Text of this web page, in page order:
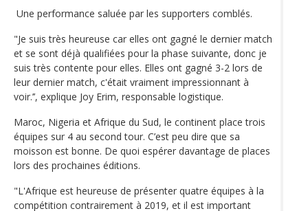
Une performance saluée par les supporters comblés.
"Je suis très heureuse car elles ont gagné le dernier match
et se sont déjà qualifiées pour la phase suivante, donc je
suis très contente pour elles. Elles ont gagné 3-2 lors de
leur dernier match, c'était vraiment impressionnant à
voir.’’, explique Joy Erim, responsable logistique.
Maroc, Nigeria et Afrique du Sud, le continent place trois
équipes sur 4 au second tour. C’est peu dire que sa
moisson est bonne. De quoi espérer davantage de places
lors des prochaines éditions.
"L'Afrique est heureuse de présenter quatre équipes à la
compétition contrairement à 2019, et il est important